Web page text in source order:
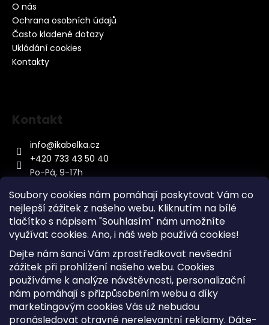
Soubory cookies nám pomáhají poskytovat Vám co
nejlepší zážitek z našeho webu. Kliknutím na bílé
tlačítko s nápisem "Souhlasím" nám umožníte
využívat cookies. Ano, i náš web používá cookies!
Dejte nám šanci Vám zprostředkovat nevšední
zážitek při prohlížení našeho webu. Cookies
používáme k analýze návštěvnosti, personalizační
nám pomáhají s přizpůsobením webu a díky
marketingovým cookies Vás už nebudou
pronásledovat otravné nerelevantní reklamy. Dáte-
O nás
Ochrana osobních údajů
Často kladené dotazy
Ukládání cookies
Kontakty
Kontakt
info@ikabelka.cz
+420 733 43 50 40
Po-Pá, 9-17h
Kontakt
Sitemap
Doprava a Platba
Reklamace Zboží
Obchodní podmínky